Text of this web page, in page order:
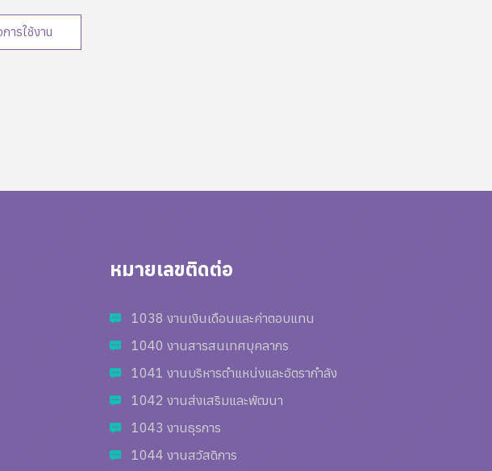
ารใช้งาน
หมายเลขติดต่อ
1038 งานเงินเดือนและค่าตอบแทน
1040 งานสารสนเทศบุคลากร
1041 งานบริหารตำแหน่งและอัตรากำลัง
1042 งานส่งเสริมและพัฒนา
1043 งานธุรการ
1044 งานสวัสดิการ